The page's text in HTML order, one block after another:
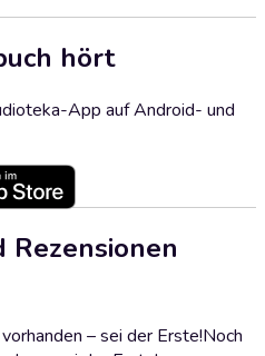
hört
App auf Android- und
– sei der Erste!Noch